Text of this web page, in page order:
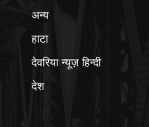
अन्य
हाटा
देवरिया न्यूज़ हिन्दी
देश